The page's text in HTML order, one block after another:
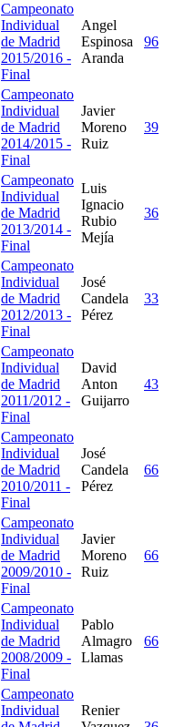
Campeonato
Individual
de Madrid
2015/2016 -
Final
Angel
Espinosa
Aranda
96
Campeonato
Individual
de Madrid
2014/2015 -
Final
Javier
Moreno
Ruiz
39
Campeonato
Individual
de Madrid
2013/2014 -
Final
Luis
Ignacio
Rubio
Mejía
36
Campeonato
Individual
de Madrid
2012/2013 -
Final
José
Candela
Pérez
33
Campeonato
Individual
de Madrid
2011/2012 -
Final
David
Anton
Guijarro
43
Campeonato
Individual
de Madrid
2010/2011 -
Final
José
Candela
Pérez
66
Campeonato
Individual
de Madrid
2009/2010 -
Final
Javier
Moreno
Ruiz
66
Campeonato
Individual
de Madrid
2008/2009 -
Final
Pablo
Almagro
Llamas
66
Campeonato
Individual
Renier